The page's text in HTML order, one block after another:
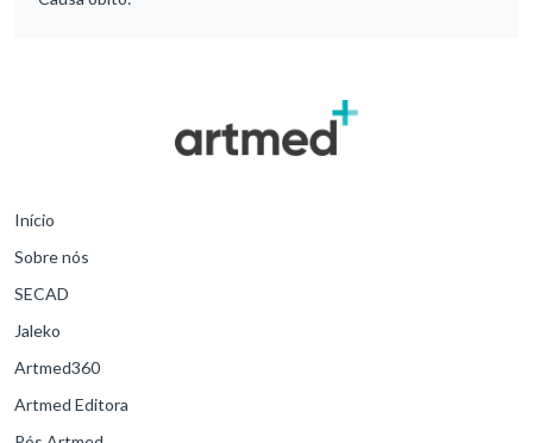
Início
Sobre nós
SECAD
Jaleko
Artmed360
Artmed Editora